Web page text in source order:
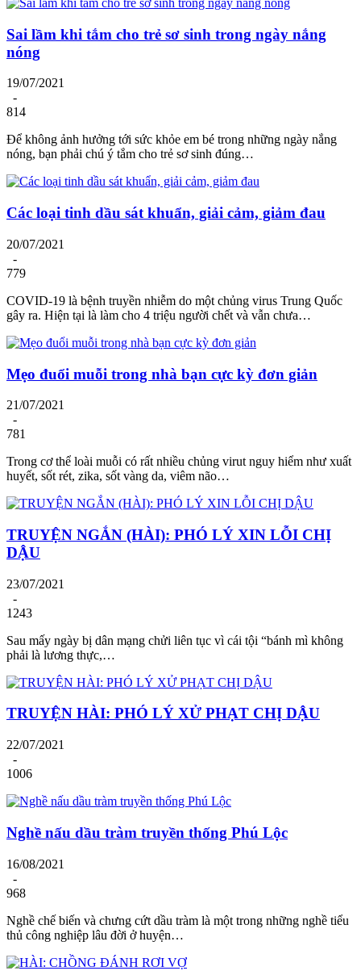
Sai lầm khi tắm cho trẻ sơ sinh trong ngày nắng
nóng
19/07/2021
-
814
Để không ảnh hưởng tới sức khỏe em bé trong những ngày nắng
nóng, bạn phải chú ý tắm cho trẻ sơ sinh đúng…
Các loại tinh dầu sát khuẩn, giải cảm, giảm đau
20/07/2021
-
779
COVID-19 là bệnh truyền nhiễm do một chủng virus Trung Quốc
gây ra. Hiện tại là làm cho 4 triệu người chết và vẫn chưa…
Mẹo đuổi muỗi trong nhà bạn cực kỳ đơn giản
21/07/2021
-
781
Trong cơ thể loài muỗi có rất nhiều chủng virut nguy hiểm như xuất
huyết, sốt rét, zika, sốt vàng da, viêm não…
TRUYỆN NGẮN (HÀI): PHÓ LÝ XIN LỖI CHỊ
DẬU
23/07/2021
-
1243
Sau mấy ngày bị dân mạng chửi liên tục vì cái tội “bánh mì không
phải là lương thực,…
TRUYỆN HÀI: PHÓ LÝ XỬ PHẠT CHỊ DẬU
22/07/2021
-
1006
Nghề nấu dầu tràm truyền thống Phú Lộc
16/08/2021
-
968
Nghề chế biến và chưng cứt dầu tràm là một trong những nghề tiểu
thủ công nghiệp lâu đời ở huyện…